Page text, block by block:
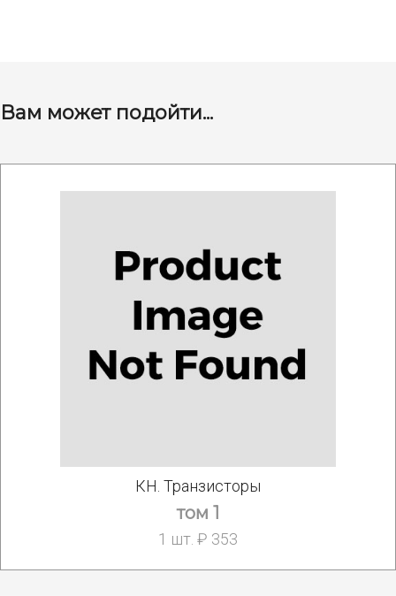
Вам может подойти...
КН. Транзисторы
том 1
1 шт. ₽ 353